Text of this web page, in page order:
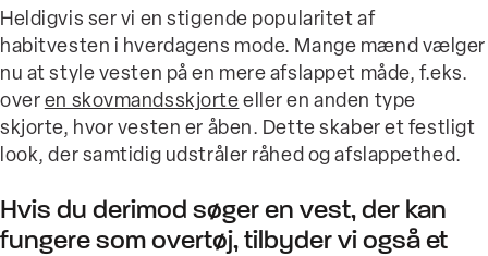
Heldigvis ser vi en stigende popularitet af
habitvesten i hverdagens mode. Mange mænd vælger
nu at style vesten på en mere afslappet måde, f.eks.
over en skovmandsskjorte eller en anden type
skjorte, hvor vesten er åben. Dette skaber et festligt
look, der samtidig udstråler råhed og afslappethed.
Hvis du derimod søger en vest, der kan
fungere som overtøj, tilbyder vi også et